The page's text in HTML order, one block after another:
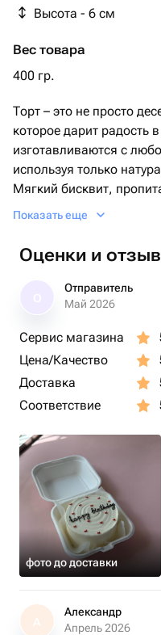
Высота - 6 см
Вес товара
400 гр.
Торт – это не просто
которое дарит радость
изготавливаются с
используя только
Мягкий бисквит,
тает во рту, создавая
Показать еще
Оценки и
Отправитель
Май 2026
Сервис магазина
Цена/Качество
Доставка
Соответствие
фото до доставки
А
Александр
Апрель 2026